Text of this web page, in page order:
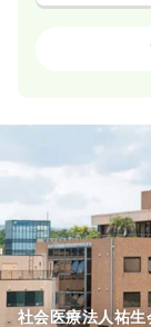
時間 8:45～
日勤のみ（
時給
時間 8:45～
土日祝休み
時給1,700円
正看護
お問い合
8:45～
社会医療法人祐生